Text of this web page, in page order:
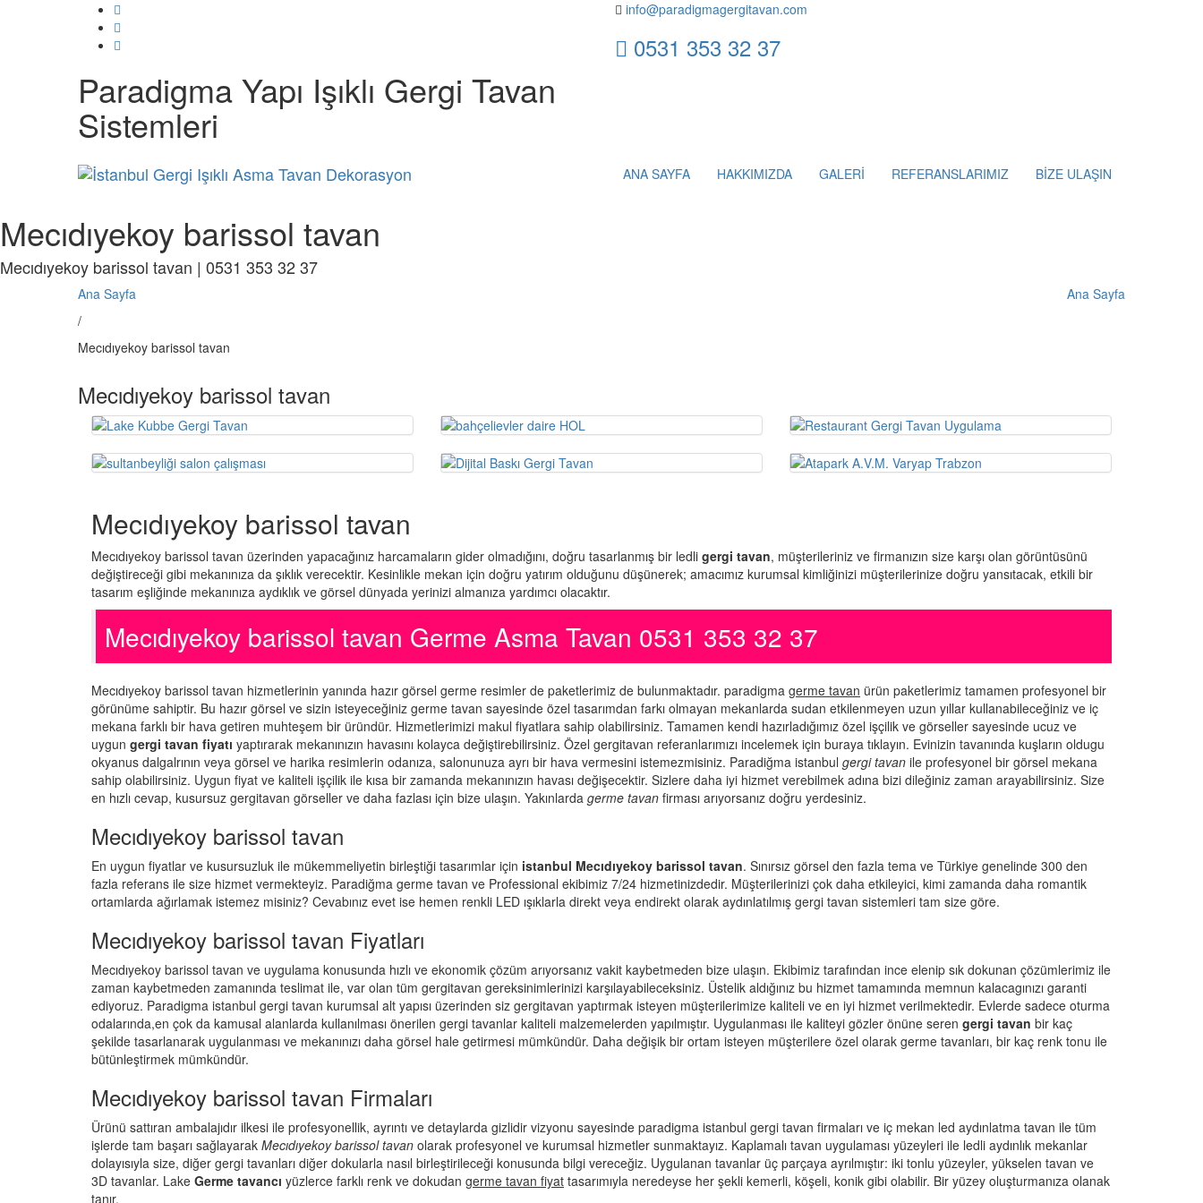
Paradigma Yapı Işıklı Gergi Tavan
Sistemleri
info@paradigmagergitavan.com
0531 353 32 37
ANA SAYFA HAKKIMIZDA GALERİ REFERANSLARIMIZ BİZE ULAŞIN
Mecıdıyekoy barissol tavan
Mecıdıyekoy barissol tavan | 0531 353 32 37
Ana Sayfa
/
Mecıdıyekoy barissol tavan
Ana Sayfa
Mecıdıyekoy barissol tavan
Mecıdıyekoy barissol tavan
Mecıdıyekoy barissol tavan üzerinden yapacağınız harcamaların gider olmadığını, doğru tasarlanmış bir ledli gergi tavan, müşterileriniz ve firmanızın size karşı olan görüntüsünü
değiştireceği gibi mekanınıza da şıklık verecektir. Kesinlikle mekan için doğru yatırım olduğunu düşünerek; amacımız kurumsal kimliğinizi müşterilerinize doğru yansıtacak, etkili bir
tasarım eşliğinde mekanınıza aydıklık ve görsel dünyada yerinizi almanıza yardımcı olacaktır.
Mecıdıyekoy barissol tavan Germe Asma Tavan 0531 353 32 37
Mecıdıyekoy barissol tavan hizmetlerinin yanında hazır görsel germe resimler de paketlerimiz de bulunmaktadır. paradigma germe tavan ürün paketlerimiz tamamen profesyonel bir
görünüme sahiptir. Bu hazır görsel ve sizin isteyeceğiniz germe tavan sayesinde özel tasarımdan farkı olmayan mekanlarda sudan etkilenmeyen uzun yıllar kullanabileceğiniz ve iç
mekana farklı bir hava getiren muhteşem bir üründür. Hizmetlerimizi makul fiyatlara sahip olabilirsiniz. Tamamen kendi hazırladığımız özel işçilik ve görseller sayesinde ucuz ve
uygun gergi tavan fiyatı yaptırarak mekanınızın havasını kolayca değiştirebilirsiniz. Özel gergitavan referanlarımızı incelemek için buraya tıklayın. Evinizin tavanında kuşların oldugu
okyanus dalgalrının veya görsel ve harika resimlerin odanıza, salonunuza ayrı bir hava vermesini istemezmisiniz. Paradiğma istanbul gergi tavan ile profesyonel bir görsel mekana
sahip olabilirsiniz. Uygun fiyat ve kaliteli işçilik ile kısa bir zamanda mekanınızın havası değişecektir. Sizlere daha iyi hizmet verebilmek adına bizi dileğiniz zaman arayabilirsiniz. Size
en hızlı cevap, kusursuz gergitavan görseller ve daha fazlası için bize ulaşın. Yakınlarda germe tavan firması arıyorsanız doğru yerdesiniz.
Mecıdıyekoy barissol tavan
En uygun fiyatlar ve kusursuzluk ile mükemmeliyetin birleştiği tasarımlar için istanbul Mecıdıyekoy barissol tavan. Sınırsız görsel den fazla tema ve Türkiye genelinde 300 den
fazla referans ile size hizmet vermekteyiz. Paradiğma germe tavan ve Professional ekibimiz 7/24 hizmetinizdedir. Müşterilerinizi çok daha etkileyici, kimi zamanda daha romantik
ortamlarda ağırlamak istemez misiniz? Cevabınız evet ise hemen renkli LED ışıklarla direkt veya endirekt olarak aydınlatılmış gergi tavan sistemleri tam size göre.
Mecıdıyekoy barissol tavan Fiyatları
Mecıdıyekoy barissol tavan ve uygulama konusunda hızlı ve ekonomik çözüm arıyorsanız vakit kaybetmeden bize ulaşın. Ekibimiz tarafından ince elenip sık dokunan çözümlerimiz ile
zaman kaybetmeden zamanında teslimat ile, var olan tüm gergitavan gereksinimlerinizi karşılayabileceksiniz. Üstelik aldığınız bu hizmet tamamında memnun kalacagınızı garanti
ediyoruz. Paradigma istanbul gergi tavan kurumsal alt yapısı üzerinden siz gergitavan yaptırmak isteyen müşterilerimize kaliteli ve en iyi hizmet verilmektedir. Evlerde sadece oturma
odalarında,en çok da kamusal alanlarda kullanılması önerilen gergi tavanlar kaliteli malzemelerden yapılmıştır. Uygulanması ile kaliteyi gözler önüne seren gergi tavan bir kaç
şekilde tasarlanarak uygulanması ve mekanınızı daha görsel hale getirmesi mümkündür. Daha değişik bir ortam isteyen müşterilere özel olarak germe tavanları, bir kaç renk tonu ile
bütünleştirmek mümkündür.
Mecıdıyekoy barissol tavan Firmaları
Ürünü sattıran ambalajıdır ilkesi ile profesyonellik, ayrıntı ve detaylarda gizlidir vizyonu sayesinde paradigma istanbul gergi tavan firmaları ve iç mekan led aydınlatma tavan ile tüm
işlerde tam başarı sağlayarak Mecıdıyekoy barissol tavan olarak profesyonel ve kurumsal hizmetler sunmaktayız. Kaplamalı tavan uygulaması yüzeyleri ile ledli aydınlık mekanlar
dolayısıyla size, diğer gergi tavanları diğer dokularla nasıl birleştirileceği konusunda bilgi vereceğiz. Uygulanan tavanlar üç parçaya ayrılmıştır: iki tonlu yüzeyler, yükselen tavan ve
3D tavanlar. Lake Germe tavancı yüzlerce farklı renk ve dokudan germe tavan fiyat tasarımıyla neredeyse her şekli kemerli, köşeli, konik gibi olabilir. Bir yüzey oluşturmanıza olanak
tanır.